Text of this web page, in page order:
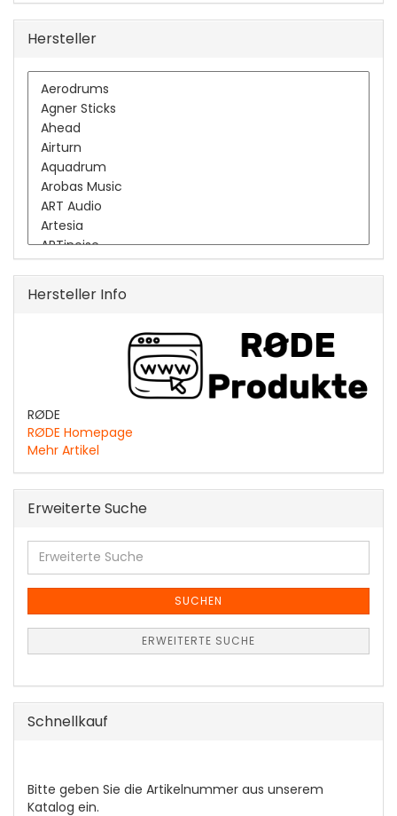
Hersteller
Hersteller Info
RØDE
RØDE Homepage
Mehr Artikel
Erweiterte Suche
Erweiterte
Suche
SUCHEN
ERWEITERTE SUCHE
Schnellkauf
BITTE
GEBEN
Bitte geben Sie die Artikelnummer aus unserem
Katalog ein.